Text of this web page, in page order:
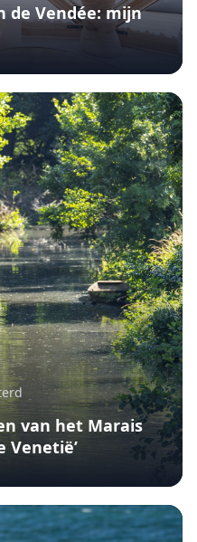
de Vendée: mijn
van het Marais
Venetië’